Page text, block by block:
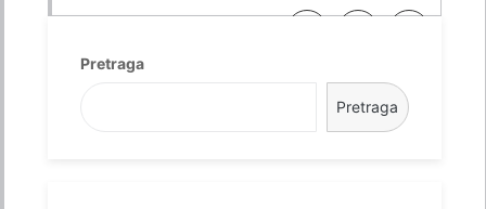
Pretraga
Pretraga